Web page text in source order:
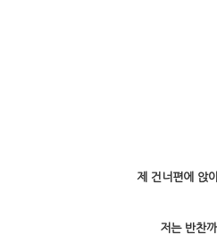
제 건너편에 앉
저는 반찬